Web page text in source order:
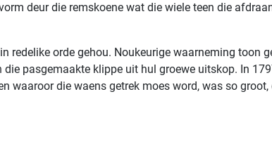
deur die remskoene wat die wiele teen die
redelike orde gehou. Noukeurige waarneming
pasgemaakte klippe uit hul groewe uitskop. In
waaroor die waens getrek moes word, was so